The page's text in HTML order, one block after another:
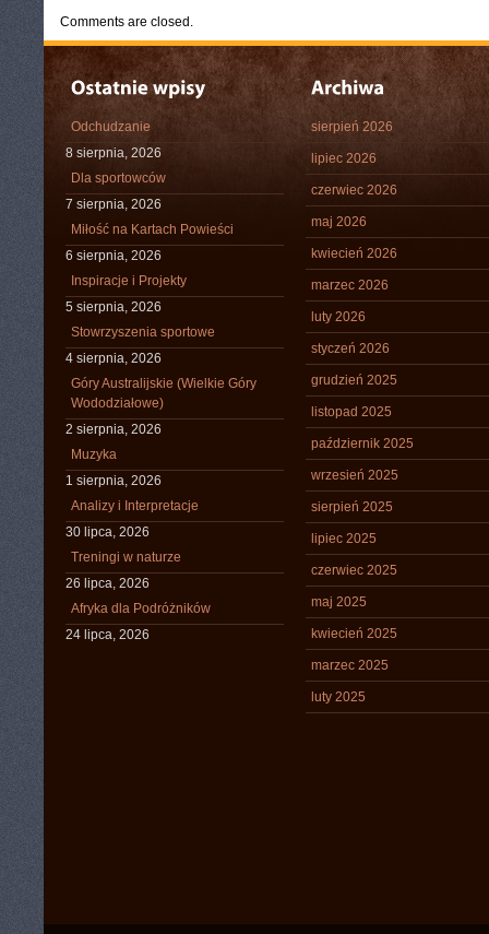
Comments are closed.
Odchudzanie
8 sierpnia, 2026
Dla sportowców
7 sierpnia, 2026
Miłość na Kartach Powieści
6 sierpnia, 2026
Inspiracje i Projekty
5 sierpnia, 2026
Stowrzyszenia sportowe
4 sierpnia, 2026
Góry Australijskie (Wielkie Góry
Wododziałowe)
2 sierpnia, 2026
Muzyka
1 sierpnia, 2026
Analizy i Interpretacje
30 lipca, 2026
Treningi w naturze
26 lipca, 2026
Afryka dla Podróżników
24 lipca, 2026
sierpień 2026
lipiec 2026
czerwiec 2026
maj 2026
kwiecień 2026
marzec 2026
luty 2026
styczeń 2026
grudzień 2025
listopad 2025
październik 2025
wrzesień 2025
sierpień 2025
lipiec 2025
czerwiec 2025
maj 2025
kwiecień 2025
marzec 2025
luty 2025